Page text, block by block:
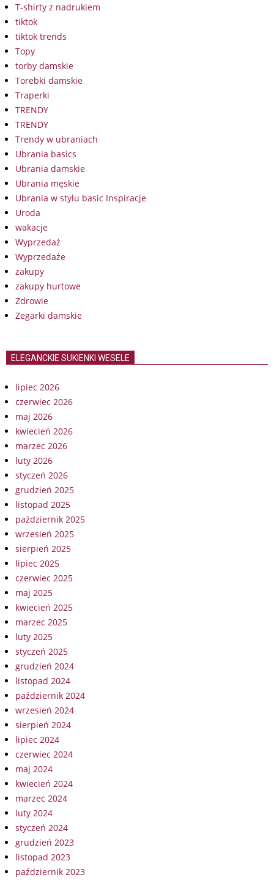
T-shirty z nadrukiem
tiktok
tiktok trends
Topy
torby damskie
Torebki damskie
Traperki
TRENDY
TRENDY
Trendy w ubraniach
Ubrania basics
Ubrania damskie
Ubrania męskie
Ubrania w stylu basic Inspiracje
Uroda
wakacje
Wyprzedaż
Wyprzedaże
zakupy
zakupy hurtowe
Zdrowie
Zegarki damskie
ELEGANCKIE SUKIENKI WESELE
lipiec 2026
czerwiec 2026
maj 2026
kwiecień 2026
marzec 2026
luty 2026
styczeń 2026
grudzień 2025
listopad 2025
październik 2025
wrzesień 2025
sierpień 2025
lipiec 2025
czerwiec 2025
maj 2025
kwiecień 2025
marzec 2025
luty 2025
styczeń 2025
grudzień 2024
listopad 2024
październik 2024
wrzesień 2024
sierpień 2024
lipiec 2024
czerwiec 2024
maj 2024
kwiecień 2024
marzec 2024
luty 2024
styczeń 2024
grudzień 2023
listopad 2023
październik 2023